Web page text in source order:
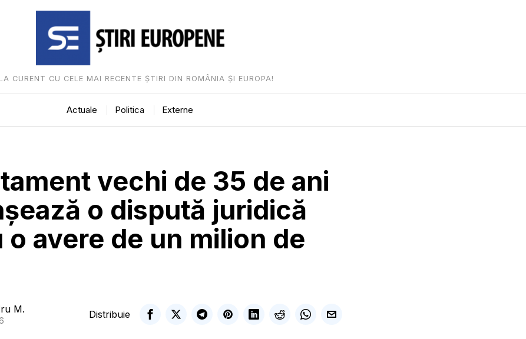
CURENT CU CELE MAI RECENTE ȘTIRI DIN ROMÂNIA ȘI EUROPA!
Actuale Politica Externe
vechi de 35 de ani
o dispută juridică
o avere de un milion de
M. Distribuie